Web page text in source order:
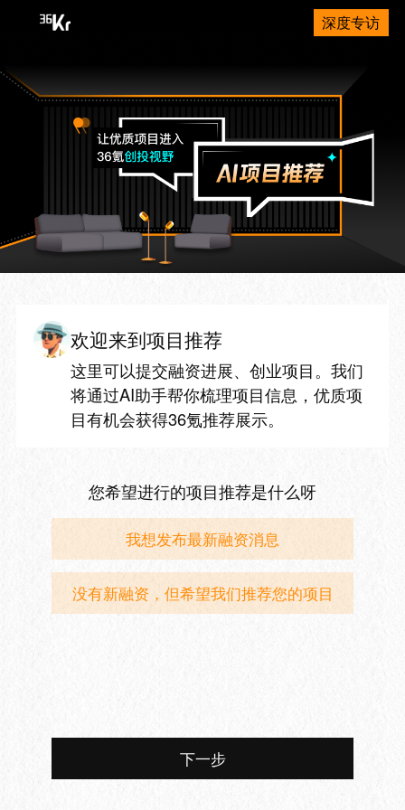
深度专访
欢迎来到项目推荐
这里可以提交融资进展、创业项目。我们
将通过AI助手帮你梳理项目信息，优质项
目有机会获得36氪推荐展示。
您希望进行的项目推荐是什么呀
我想发布最新融资消息
没有新融资，但希望我们推荐您的项目
下一步